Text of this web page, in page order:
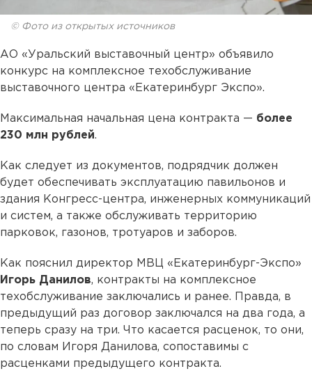
© Фото из открытых источников
АО «Уральский выставочный центр» объявило
конкурс на комплексное техобслуживание
выставочного центра «Екатеринбург Экспо».
Максимальная начальная цена контракта — более
230 млн рублей.
Как следует из документов, подрядчик должен
будет обеспечивать эксплуатацию павильонов и
здания Конгресс-центра, инженерных коммуникаций
и систем, а также обслуживать территорию
парковок, газонов, тротуаров и заборов.
Как пояснил директор МВЦ «Екатеринбург-Экспо»
Игорь Данилов, контракты на комплексное
техобслуживание заключались и ранее. Правда, в
предыдущий раз договор заключался на два года, а
теперь сразу на три. Что касается расценок, то они,
по словам Игоря Данилова, сопоставимы с
расценками предыдущего контракта.